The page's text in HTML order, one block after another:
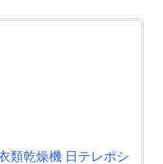
類乾燥機 日テレポシ